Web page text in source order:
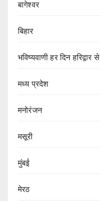
बागेश्वर
बिहार
भविष्यवाणी हर दिन हरिद्वार से
मध्य प्रदेश
मनोरंजन
मसूरी
मुंबई
मेरठ